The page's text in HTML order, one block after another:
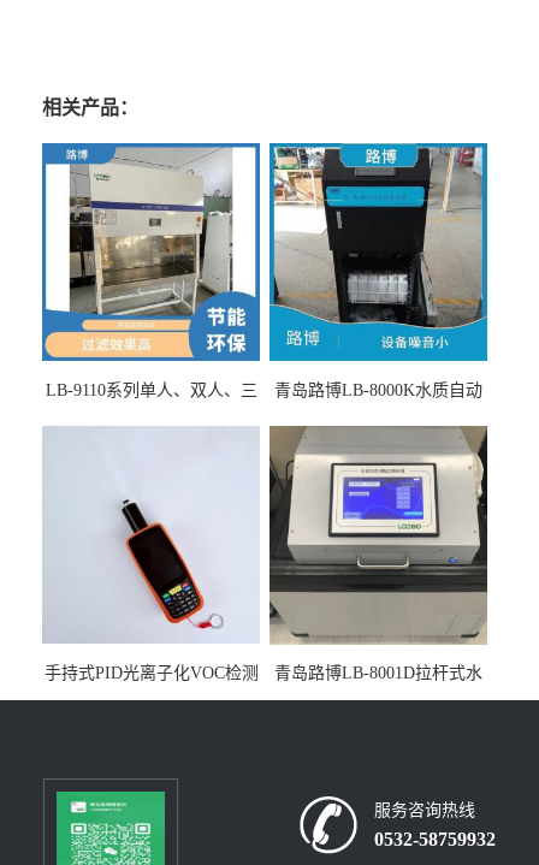
相关产品：
LB-9110系列单人、双人、三
青岛路博LB-8000K水质自动
手持式PID光离子化VOC检测
仪（挥发性有机物设备）
青岛路博LB-8001D拉杆式水
质采样器
服务咨询热线
0532-58759932